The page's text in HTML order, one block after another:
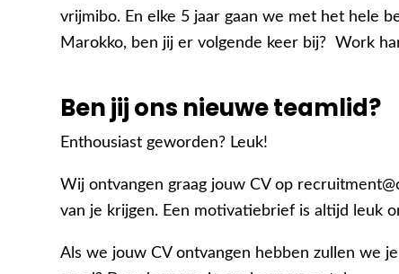
vrijmibo. En elke 5 jaar gaan we met het hele
Marokko, ben jij er volgende keer bij? Work
Ben jij ons nieuwe teamlid?
Enthousiast geworden? Leuk!
Wij ontvangen graag jouw CV op
van je krijgen. Een motivatiebrief is altijd leuk
Als we jouw CV ontvangen hebben zullen we